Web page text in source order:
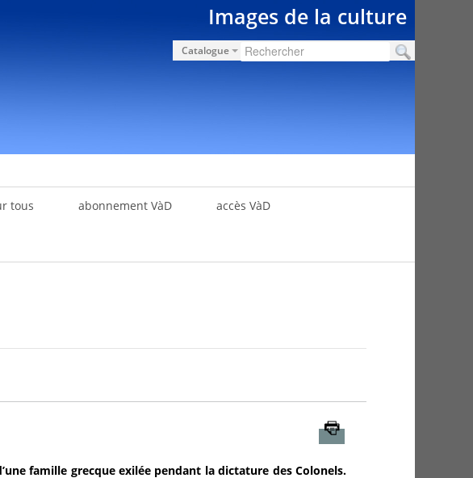
Images de la culture
Catalogue
tous abonnement VàD accès VàD
famille grecque exilée pendant la dictature des Colonels.